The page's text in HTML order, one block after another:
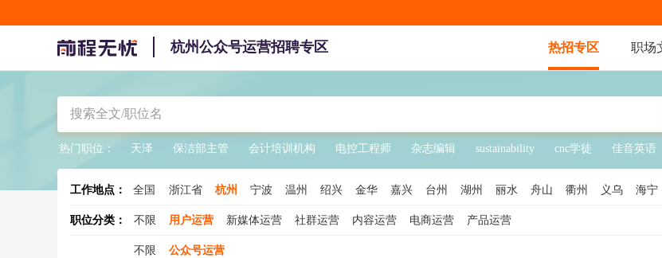
杭州公众号运营招聘专区 热招专区 职场
热门职位： 天泽 保洁部主管 会计培训机构 电控工程师 杂志编辑 sustainability cnc学徒 佳音英语
工作地点： 全国 浙江省 杭州 宁波 温州 绍兴 金华 嘉兴 台州 湖州 丽水 舟山 衢州 义乌 海宁
职位分类： 不限 用户运营 新媒体运营 社群运营 内容运营 电商运营 产品运营
不限 公众号运营